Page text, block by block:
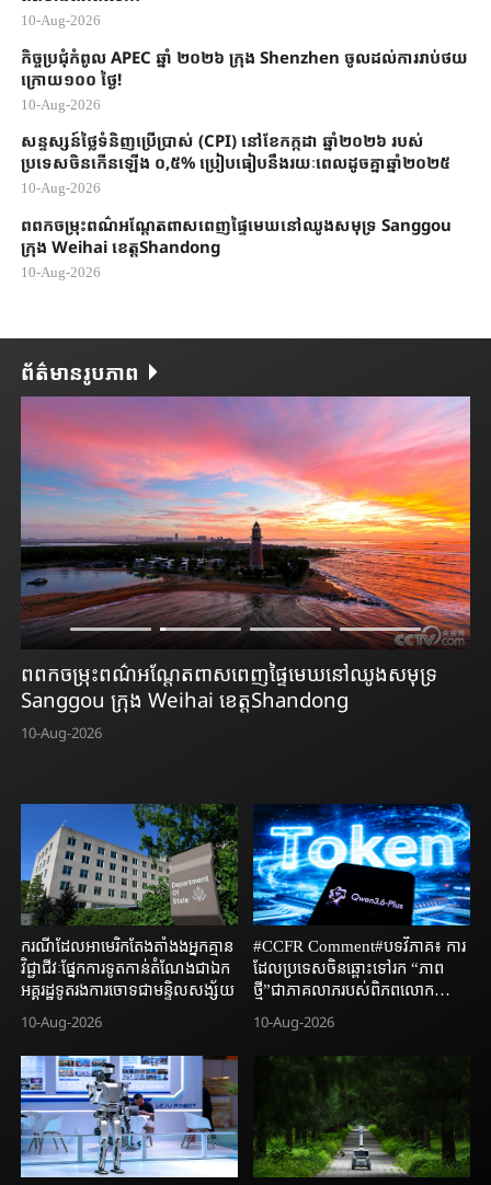
10-Aug-2026
កិច្ចប្រជុំកំពូល APEC ឆ្នាំ ២០២៦ ក្រុង Shenzhen ចូលដល់ការរាប់ថយ
ក្រោយ១០០ ថ្ងៃ!
10-Aug-2026
សន្ទស្សន៍ថ្លៃទំនិញប្រើប្រាស់ (CPI) នៅ​ខែកក្កដា ឆ្នាំ​២០២៦ របស់
ប្រទេសចិន​កើនឡើង ០,៥% ប្រៀប​ធៀបនឹងរយៈពេល​ដូច​គ្នា​ឆ្នាំ២០២៥
10-Aug-2026
ពពកចម្រុះពណ៌អណ្តែតពាសពេញផ្ទៃមេឃនៅឈូងសមុទ្រ Sanggou​
ក្រុង Weihai ខេត្តShandong​
10-Aug-2026
ព័ត៌មានរូបភាព
ពពកចម្រុះពណ៌អណ្តែតពាសពេញផ្ទៃមេឃនៅឈូងសមុទ្រ
Sanggou​ ក្រុង Weihai ខេត្តShandong​
10-Aug-2026
ករណីដែលអាមេរិកតែងតាំងងអ្នកគ្មាន
វិជ្ជាជីវៈផ្នែកការទូតកាន់តំណែងជាឯក
អគ្គរដ្ឋទូតរងការចោទជាមន្ទិលសង្ស័យ
10-Aug-2026
#CCFR Comment#បទវិភាគ៖ ការ
ដែលប្រទេសចិនឆ្ពោះទៅរក “ភាព
ថ្មី”ជាភាគលាភរបស់ពិភពលោក
ប្រកបដោយភាពប្រាដប្រជា
10-Aug-2026